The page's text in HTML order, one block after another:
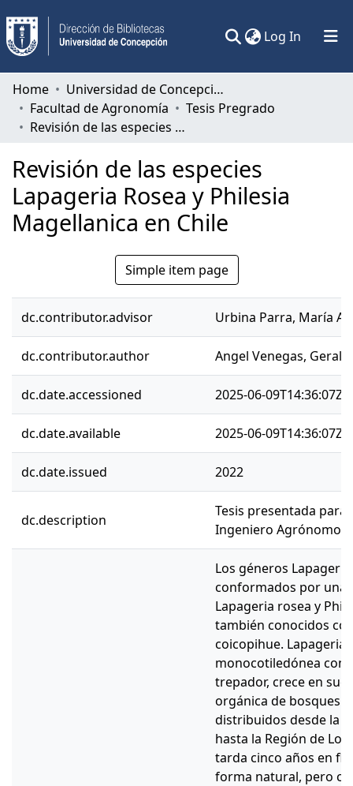
Log In (current)
Communities & Collections
All of DSpace
Home
Universidad de Concepción
Facultad de Agronomía
Tesis Pregrado
Revisión de las especies Lapageria Rosea y Philesia Magellanica en Chile
Revisión de las especies
Lapageria Rosea y Philesia
Magellanica en Chile
Simple item page
dc.contributor.advisor Urbina Parra, María
dc.contributor.author Angel Venegas,
dc.date.accessioned 2025-06-09T14:36:07Z
dc.date.available 2025-06-09T14:36:07Z
dc.date.issued 2022
dc.description
Tesis presentada
Ingeniero Agrónomo.
Los géneros
conformados por una
Lapageria rosea y
también conocidos
coicopihue. Lapageria
monocotiledónea con
trepador, crece en
orgánica de bosques
distribuidos desde la
hasta la Región de
tarda cinco años en
forma natural, pero